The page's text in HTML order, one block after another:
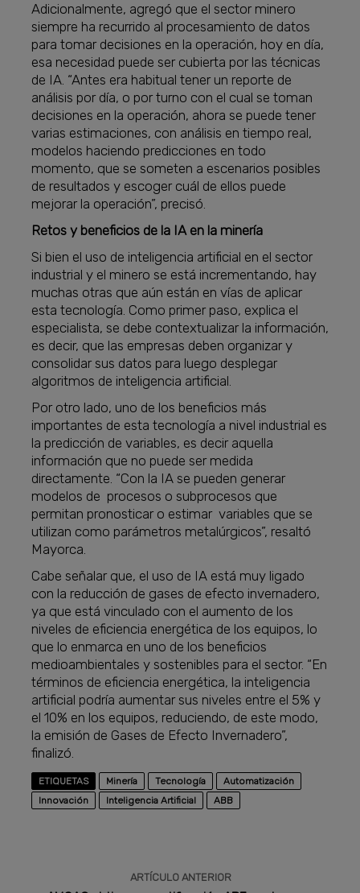
Adicionalmente, agregó que el sector minero
siempre ha recurrido al procesamiento de datos
para tomar decisiones en la operación, hoy en día,
esa necesidad puede ser cubierta por las técnicas
de IA. “Antes era habitual tener un reporte de
análisis por día, o por turno con el cual se toman
decisiones en la operación, ahora se puede tener
varias estimaciones, con análisis en tiempo real,
modelos haciendo predicciones en todo
momento, que se someten a escenarios posibles
de resultados y escoger cuál de ellos puede
mejorar la operación”, precisó.
Retos y beneficios de la IA en la minería
Si bien el uso de inteligencia artificial en el sector
industrial y el minero se está incrementando, hay
muchas otras que aún están en vías de aplicar
esta tecnología. Como primer paso, explica el
especialista, se debe contextualizar la información,
es decir, que las empresas deben organizar y
consolidar sus datos para luego desplegar
algoritmos de inteligencia artificial.
Por otro lado, uno de los beneficios más
importantes de esta tecnología a nivel industrial es
la predicción de variables, es decir aquella
información que no puede ser medida
directamente. “Con la IA se pueden generar
modelos de procesos o subprocesos que
permitan pronosticar o estimar variables que se
utilizan como parámetros metalúrgicos”, resaltó
Mayorca.
Cabe señalar que, el uso de IA está muy ligado
con la reducción de gases de efecto invernadero,
ya que está vinculado con el aumento de los
niveles de eficiencia energética de los equipos, lo
que lo enmarca en uno de los beneficios
medioambientales y sostenibles para el sector. “En
términos de eficiencia energética, la inteligencia
artificial podría aumentar sus niveles entre el 5% y
el 10% en los equipos, reduciendo, de este modo,
la emisión de Gases de Efecto Invernadero”,
finalizó.
ETIQUETAS Minería Tecnología
Automatización
Innovación
Inteligencia Artificial ABB
ARTÍCULO ANTERIOR